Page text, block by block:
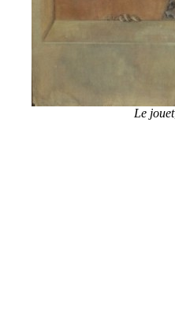
Le jouet